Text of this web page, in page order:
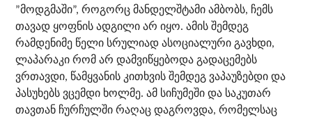
”მოდგმაში”, როგორც მანდელშტამი ამბობს, ჩემს
თავად ყოფნის ადგილი არ იყო. ამის შემდეგ
რამდენიმე წელი სრულიად ასოციალური გავხდი,
ლაპარაკი რომ არ დამვიწყებოდა გადაცემებს
ვრთავდი, წამყვანის კითხვის შემდეგ ვაპაუზებდი და
პასუხებს ვცემდი ხოლმე. ამ სიჩუმეში და საკუთარ
თავთან ჩურჩულში რაღაც დაგროვდა, რომელსაც